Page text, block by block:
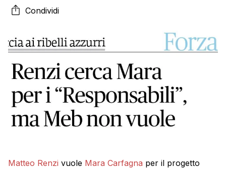
Condividi
Matteo Renzi vuole Mara Carfagna per il progetto